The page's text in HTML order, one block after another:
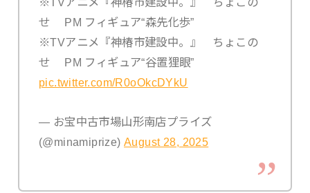
せ PM フィギュア“森先化歩”
※TVアニメ『神椿市建設中。』 ちょこの
せ PM フィギュア“谷置狸眼”
pic.twitter.com/R0oOkcDYkU
— お宝中古市場山形南店プライズ
(@minamiprize)August 28, 2025